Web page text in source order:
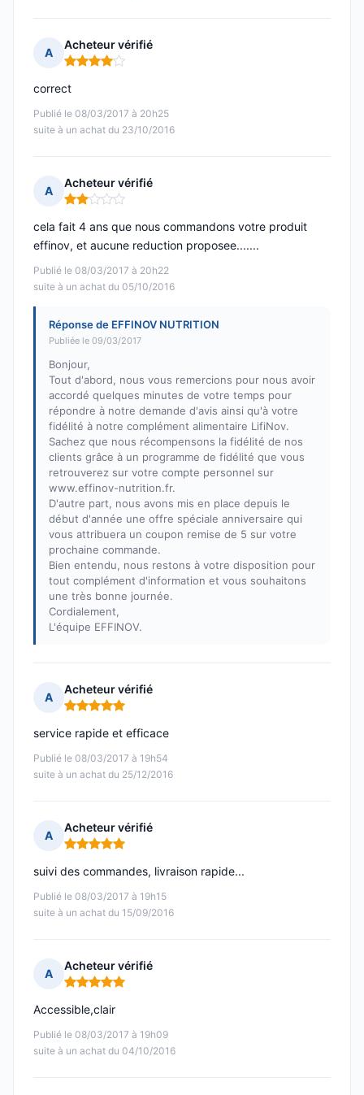
A
Acheteur vérifié
Note : 4 sur 5
Publié le 08/03/2017 à 20h25
suite à un achat du 23/10/2016
correct
A
Acheteur vérifié
Note : 2 sur 5
Publié le 08/03/2017 à 20h22
suite à un achat du 05/10/2016
cela fait 4 ans que nous commandons votre produit
effinov, et aucune reduction proposee.......
Réponse de EFFINOV NUTRITION
Publiée le 09/03/2017
Bonjour,
Tout d'abord, nous vous remercions pour nous avoir
accordé quelques minutes de votre temps pour
répondre à notre demande d'avis ainsi qu'à votre
fidélité à notre complément alimentaire LifiNov.
Sachez que nous récompensons la fidélité de nos
clients grâce à un programme de fidélité que vous
retrouverez sur votre compte personnel sur
www.effinov-nutrition.fr.
D'autre part, nous avons mis en place depuis le
début d'année une offre spéciale anniversaire qui
vous attribuera un coupon remise de 5 sur votre
prochaine commande.
Bien entendu, nous restons à votre disposition pour
tout complément d'information et vous souhaitons
une très bonne journée.
Cordialement,
L'équipe EFFINOV.
A
Acheteur vérifié
Note : 5 sur 5
Publié le 08/03/2017 à 19h54
suite à un achat du 25/12/2016
service rapide et efficace
A
Acheteur vérifié
Note : 5 sur 5
Publié le 08/03/2017 à 19h15
suite à un achat du 15/09/2016
suivi des commandes, livraison rapide...
A
Acheteur vérifié
Note : 5 sur 5
Publié le 08/03/2017 à 19h09
suite à un achat du 04/10/2016
Accessible,clair